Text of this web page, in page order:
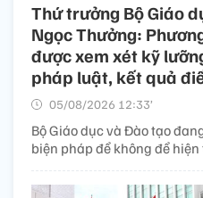
Thứ trưởng Bộ Giáo
Ngọc Thưởng:
được xem xét kỹ
pháp luật, kết quả
05/08/2026 12:33’
Bộ Giáo dục và Đào tạo
biện pháp để không để